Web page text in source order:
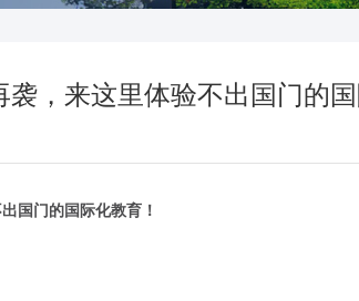
，来这里体验不出国门的国
国门的国际化教育！